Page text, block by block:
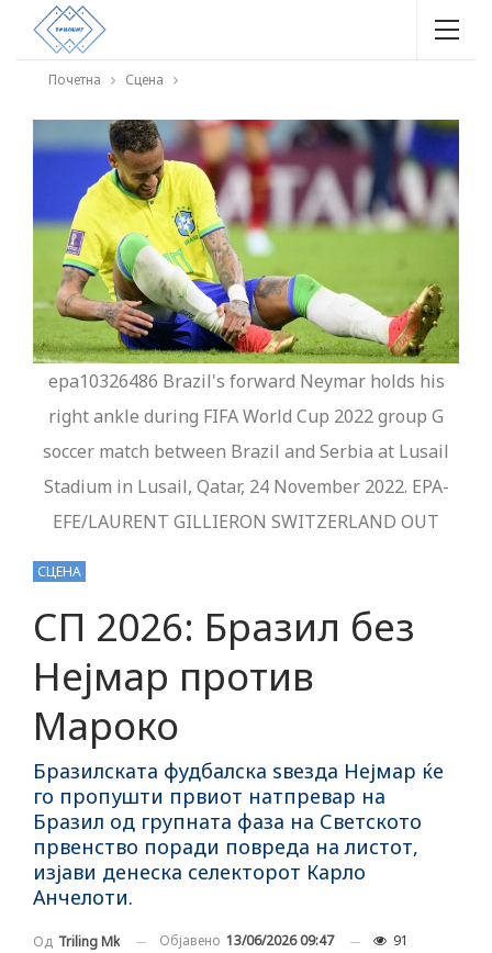
Почетна Сцена
epa10326486 Brazil's forward Neymar holds his
right ankle during FIFA World Cup 2022 group G
soccer match between Brazil and Serbia at Lusail
Stadium in Lusail, Qatar, 24 November 2022. EPA-
EFE/LAURENT GILLIERON SWITZERLAND OUT
СЦЕНА
СП 2026: Бразил без
Нејмар против
Мароко
Бразилската фудбалска ѕвезда Нејмар ќе
го пропушти првиот натпревар на
Бразил од групната фаза на Светското
првенство поради повреда на листот,
изјави денеска селекторот Карло
Анчелоти.
Од Triling Mk Објавено 13/06/2026 09:47 91